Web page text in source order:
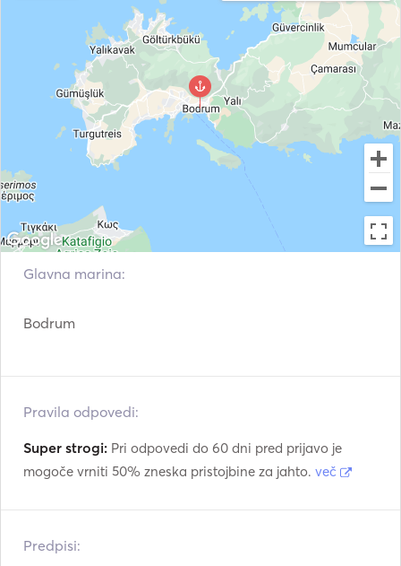
Glavna marina:
Bodrum
Pravila odpovedi:
Super strogi: Pri odpovedi do 60 dni pred prijavo je
mogoče vrniti 50% zneska pristojbine za jahto. več
Predpisi: